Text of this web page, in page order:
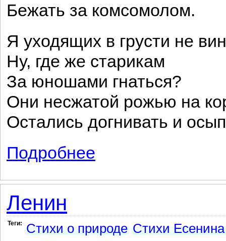
Бежать за комсомолом.
Я уходящих в грусти не
Ну, где же старикам
За юношами гнаться?
Они несжатой рожью на
Остались догнивать и
Подробнее
Ленин
Теги: Стихи о природе Стихи